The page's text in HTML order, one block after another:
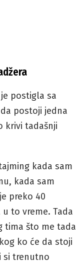
postigla sa
postoji jedna
krivi tadašnji
kada sam
kada sam
preko 40
to vreme. Tada
tima što me tada
ko će da stoji
si trenutno